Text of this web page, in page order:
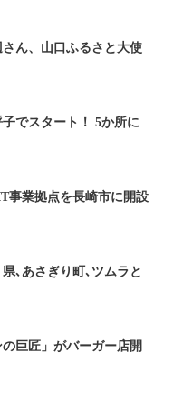
さん、山口ふるさと大使
子でスタート！ 5か所に
事業拠点を長崎市に開設
､あさぎり町､ツムラと
巨匠」がバーガー店開